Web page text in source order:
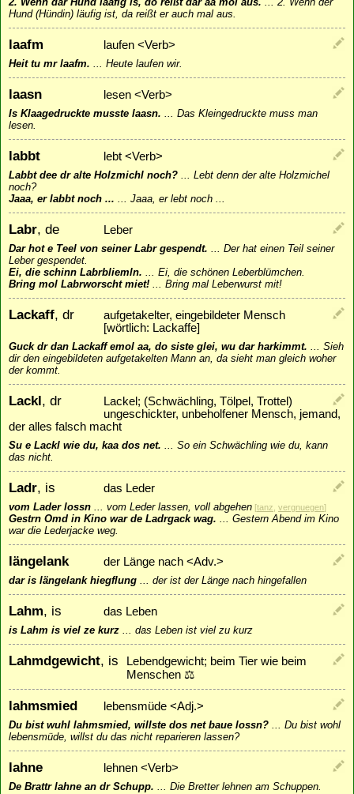
Hund (Hündin) läufig ist, da reißt er auch mal aus.
laafm laufen <Verb>
Heit tu mr laafm. ... Heute laufen wir.
laasn lesen <Verb>
Is Klaagedruckte musste laasn. ... Das Kleingedruckte muss man
lesen.
labbt lebt <Verb>
Labbt dee dr alte Holzmichl noch? ... Lebt denn der alte Holzmichel
noch?
Jaaa, er labbt noch ... ... Jaaa, er lebt noch ...
Labr, de Leber
Dar hot e Teel von seiner Labr gespendt. ... Der hat einen Teil seiner
Leber gespendet.
Ei, die schinn Labrbliemln. ... Ei, die schönen Leberblümchen.
Bring mol Labrworscht miet! ... Bring mal Leberwurst mit!
Lackaff, dr
aufgetakelter, eingebildeter Mensch
[wörtlich: Lackaffe]
Guck dr dan Lackaff emol aa, do siste glei, wu dar harkimmt. ... Sieh
dir den eingebildeten aufgetakelten Mann an, da sieht man gleich woher
der kommt.
Lackl, dr
Lackel; (Schwächling, Tölpel, Trottel)
ungeschickter, unbeholfener Mensch, jemand,
der alles falsch macht
Su e Lackl wie du, kaa dos net. ... So ein Schwächling wie du, kann
das nicht.
Ladr, is das Leder
vom Lader lossn ... vom Leder lassen, voll abgehen [tanz, vergnuegen]
Gestrn Omd in Kino war de Ladrgack wag. ... Gestern Abend im Kino
war die Lederjacke weg.
längelank der Länge nach <Adv.>
dar is längelank hiegflung ... der ist der Länge nach hingefallen
Lahm, is das Leben
is Lahm is viel ze kurz ... das Leben ist viel zu kurz
Lahmdgewicht, is
Lebendgewicht; beim Tier wie beim
Menschen ⚖️
lahmsmied lebensmüde <Adj.>
Du bist wuhl lahmsmied, willste dos net baue lossn? ... Du bist wohl
lebensmüde, willst du das nicht reparieren lassen?
lahne lehnen <Verb>
De Brattr lahne an dr Schupp. ... Die Bretter lehnen am Schuppen.